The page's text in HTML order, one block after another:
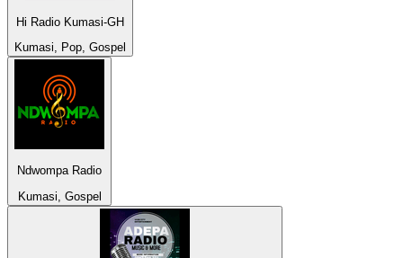
Hi Radio Kumasi-GH
Kumasi, Pop, Gospel
Ndwompa Radio
Kumasi, Gospel